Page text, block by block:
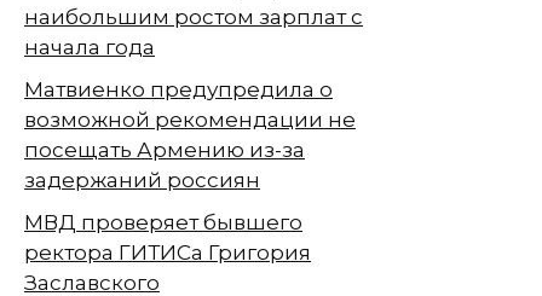
наибольшим ростом зарплат с
начала года
Матвиенко предупредила о
возможной рекомендации не
посещать Армению из-за
задержаний россиян
МВД проверяет бывшего
ректора ГИТИСа Григория
Заславского